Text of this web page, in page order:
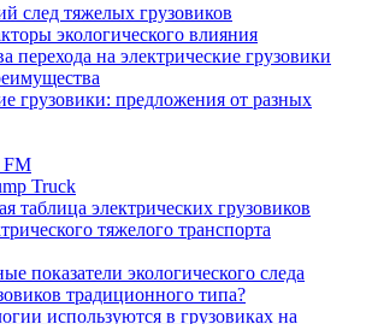
след тяжелых грузовиков
экологического влияния
перехода на электрические грузовики
грузовики: предложения от разных
FM
Truck
таблица электрических грузовиков
тяжелого транспорта
показатели экологического следа
традиционного типа?
используются в грузовиках на